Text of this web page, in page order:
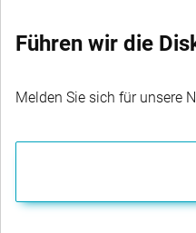
Führen wir die
Melden Sie sich für unsere